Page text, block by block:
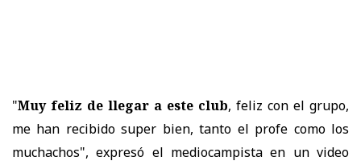
"Muy feliz de llegar a este club, feliz con el grupo,
me han recibido super bien, tanto el profe como los
muchachos", expresó el mediocampista en un video